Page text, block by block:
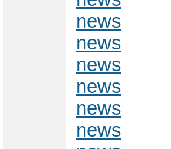
news
news
news
news
news
news